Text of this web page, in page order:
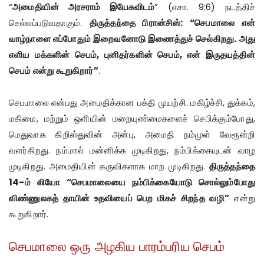
“அமைதியின் அரசராம் இயேசுவிடம்” (எசா. 9:6) நடத்திச்
செல்லப்படுவதாகும். திருத்தந்தை பிரான்சிஸ்: “செபமாலை என்
வாழ்நாளை எப்போதும் இறைவனோடு இணைத்துச் செல்கிறது. அது
எளிய மக்களின் செபம், புனிதர்களின் செபம், என் இருதயத்தின்
செபம் என்று கூறுகிறார்”.
செபமாலை என்பது அமைதிக்கான பக்தி முயற்சி. மகிழ்ச்சி, துக்கம்,
மகிமை, மற்றும் ஒளியின் மறையுண்மைகளைச் செபிக்கும்போது,
மெதுவாக கிறிஸ்துவின் அன்பு, அமைதி நம்முள் வேரூன்றி
வளர்கிறது. நம்மால் மன்னிக்க முடிகிறது, நம்பிக்கையுடன் வாழ
முடிகிறது. அமைதியின் கருவிகளாக மாற முடிகிறது. திருத்தந்தை
14-ம் லியோ “செபமாலையை நம்பிக்கையோடு சொல்லும்போது
விண்ணுலகத் தாயின் உதவியைப் பெற மிகச் சிறந்த வழி”என்று
கூறுகிறார்.
செபமாலை ஒரு அழகிய பாரம்பரிய செபம்